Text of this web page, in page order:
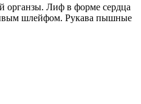
органзы. Лиф в форме сердца
шлейфом. Рукава пышные